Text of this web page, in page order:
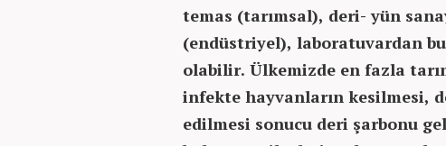
temas (tarımsal), deri- yün
(endüstriyel), laboratuvardan
olabilir. Ülkemizde en fazla
infekte hayvanların kesilmesi,
edilmesi sonucu deri şarbonu